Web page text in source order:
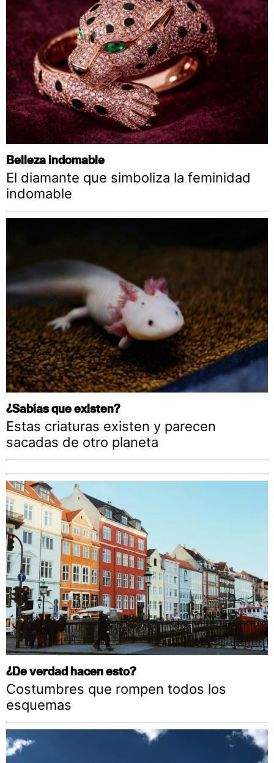
Belleza indomable
El diamante que simboliza la feminidad
indomable
¿Sabías que existen?
Estas criaturas existen y parecen
sacadas de otro planeta
¿De verdad hacen esto?
Costumbres que rompen todos los
esquemas